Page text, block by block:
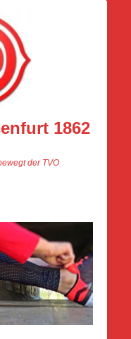
1862
der TVO